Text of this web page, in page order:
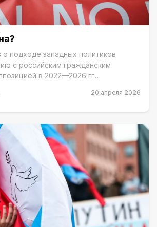
о подходе западных политиков
с российским гражданским
в 2022—2026 гг..
20 апреля 2026